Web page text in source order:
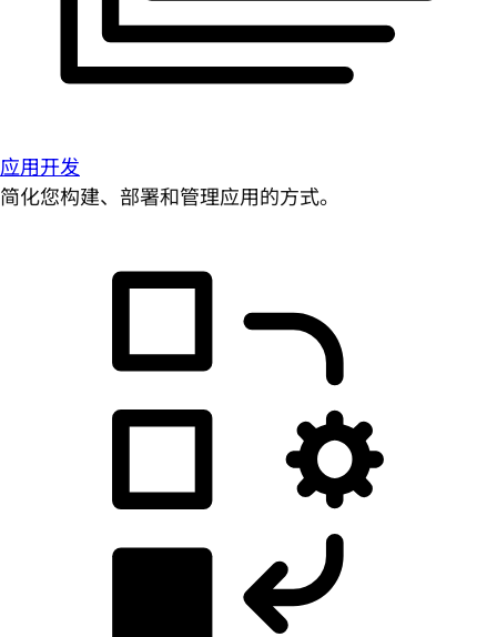
应用开发
简化您构建、部署和管理应用的方式。